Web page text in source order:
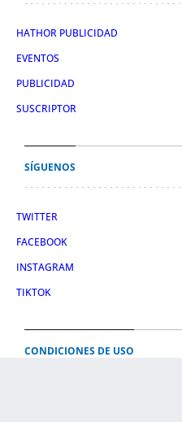
HATHOR PUBLICIDAD
EVENTOS
PUBLICIDAD
SUSCRIPTOR
SÍGUENOS
TWITTER
FACEBOOK
INSTAGRAM
TIKTOK
CONDICIONES DE USO